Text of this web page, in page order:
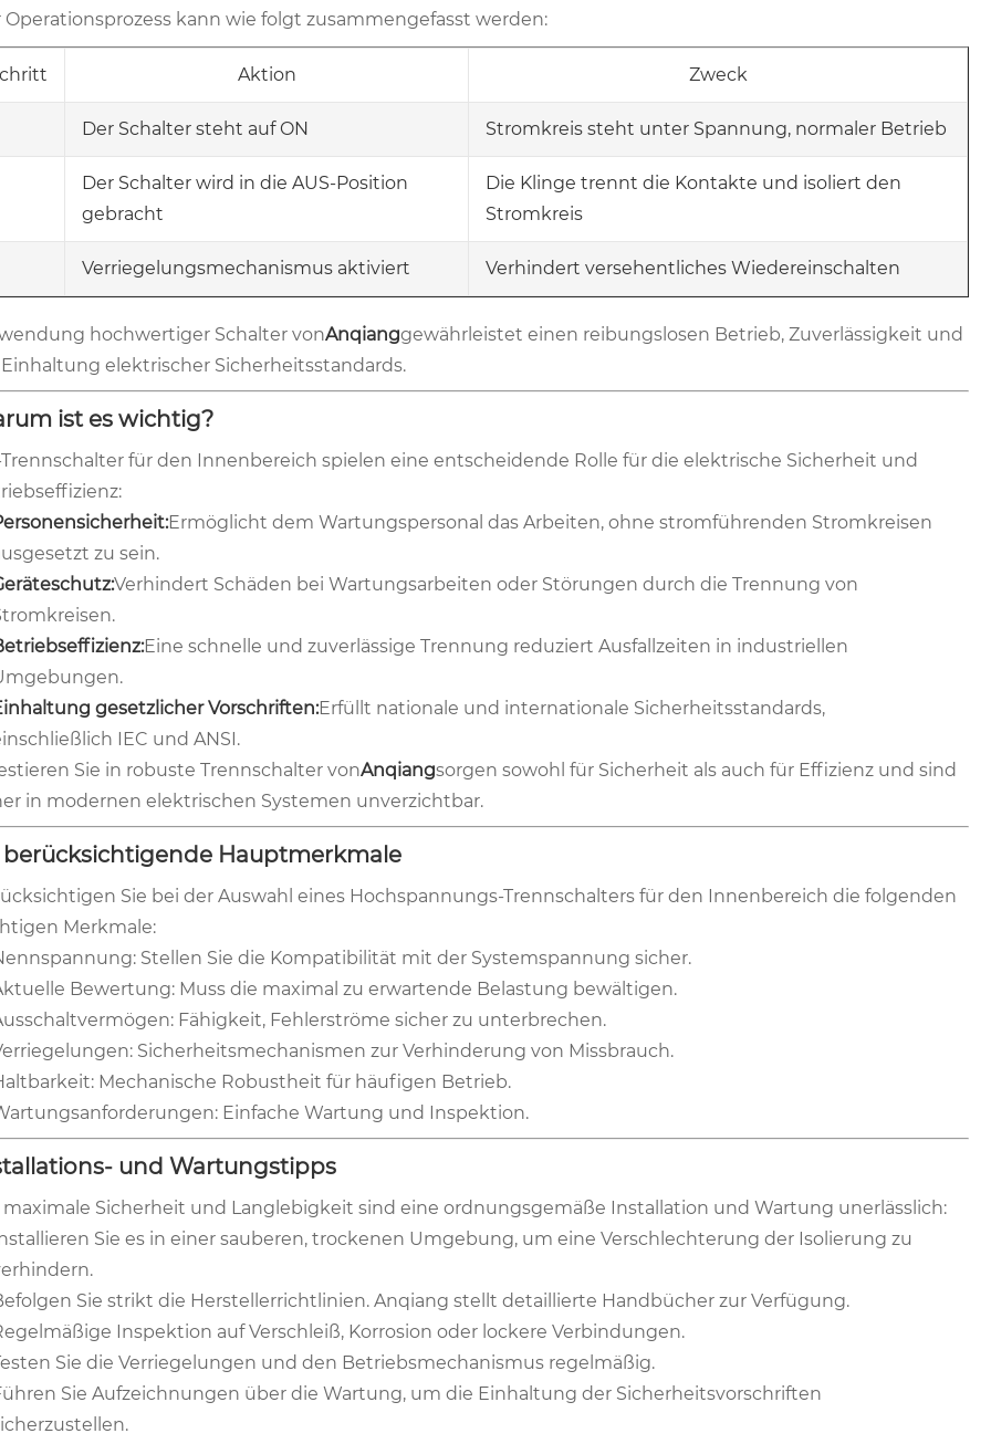
Operationsprozess kann wie folgt zusammengefasst werden:
Aktion Zweck
Der Schalter steht auf ON Stromkreis steht unter Spannung, normaler Betrieb
Der Schalter wird in die AUS-Position
gebracht
Die Klinge trennt die Kontakte und isoliert den
Stromkreis
Verriegelungsmechanismus aktiviert Verhindert versehentliches Wiedereinschalten
hochwertiger Schalter vonAnqianggewährleistet einen reibungslosen Betrieb, Zuverlässigkeit und
elektrischer Sicherheitsstandards.
ist es wichtig?
Trennschalter für den Innenbereich spielen eine entscheidende Rolle für die elektrische Sicherheit und
Ermöglicht dem Wartungspersonal das Arbeiten, ohne stromführenden Stromkreisen
zu sein.
Verhindert Schäden bei Wartungsarbeiten oder Störungen durch die Trennung von
Eine schnelle und zuverlässige Trennung reduziert Ausfallzeiten in industriellen
gesetzlicher Vorschriften:Erfüllt nationale und internationale Sicherheitsstandards,
IEC und ANSI.
Sie in robuste Trennschalter vonAnqiangsorgen sowohl für Sicherheit als auch für Effizienz und sind
in modernen elektrischen Systemen unverzichtbar.
berücksichtigende Hauptmerkmale
Sie bei der Auswahl eines Hochspannungs-Trennschalters für den Innenbereich die folgenden
Merkmale:
Stellen Sie die Kompatibilität mit der Systemspannung sicher.
Bewertung: Muss die maximal zu erwartende Belastung bewältigen.
Fähigkeit, Fehlerströme sicher zu unterbrechen.
Sicherheitsmechanismen zur Verhinderung von Missbrauch.
Mechanische Robustheit für häufigen Betrieb.
Einfache Wartung und Inspektion.
und Wartungstipps
maximale Sicherheit und Langlebigkeit sind eine ordnungsgemäße Installation und Wartung unerlässlich:
Sie es in einer sauberen, trockenen Umgebung, um eine Verschlechterung der Isolierung zu
Sie strikt die Herstellerrichtlinien. Anqiang stellt detaillierte Handbücher zur Verfügung.
Inspektion auf Verschleiß, Korrosion oder lockere Verbindungen.
Sie die Verriegelungen und den Betriebsmechanismus regelmäßig.
Sie Aufzeichnungen über die Wartung, um die Einhaltung der Sicherheitsvorschriften